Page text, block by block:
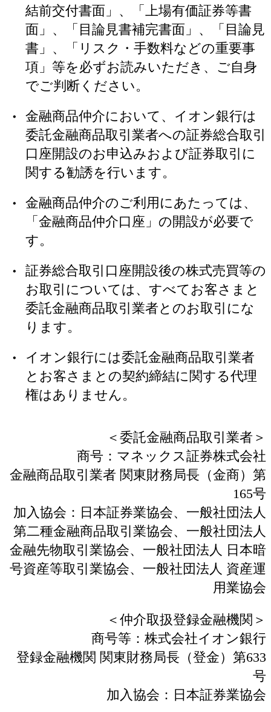
結前交付書面」、「上場有価証券等書
面」、「目論見書補完書面」、「目論見
書」、「リスク・手数料などの重要事
項」等を必ずお読みいただき、ご自身
でご判断ください。
金融商品仲介において、イオン銀行は
委託金融商品取引業者への証券総合取引
口座開設のお申込みおよび証券取引に
関する勧誘を行います。
金融商品仲介のご利用にあたっては、
「金融商品仲介口座」の開設が必要で
す。
証券総合取引口座開設後の株式売買等の
お取引については、すべてお客さまと
委託金融商品取引業者とのお取引にな
ります。
イオン銀行には委託金融商品取引業者
とお客さまとの契約締結に関する代理
権はありません。
＜委託金融商品取引業者＞
商号：マネックス証券株式会社
金融商品取引業者 関東財務局長（金商）第
165号
加入協会：日本証券業協会、一般社団法人
第二種金融商品取引業協会、一般社団法人
金融先物取引業協会、一般社団法人 日本暗
号資産等取引業協会、一般社団法人 資産運
用業協会
＜仲介取扱登録金融機関＞
商号等：株式会社イオン銀行
登録金融機関 関東財務局長（登金）第633
号
加入協会：日本証券業協会